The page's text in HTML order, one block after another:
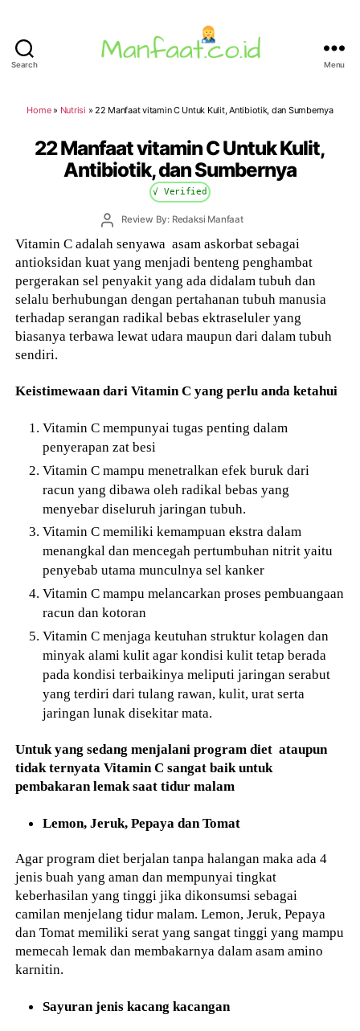
Search Menu
Home» Nutrisi » 22 Manfaat vitamin C Untuk Kulit, Antibiotik, dan Sumbernya
22 Manfaat vitamin C Untuk Kulit,
Antibiotik, dan Sumbernya
√ Verified
PostReview By: Redaksi Manfaat
Vitamin C adalah senyawa asam askorbat sebagai
antioksidan kuat yang menjadi benteng penghambat
pergerakan sel penyakit yang ada didalam tubuh dan
selalu berhubungan dengan pertahanan tubuh manusia
terhadap serangan radikal bebas ektraseluler yang
biasanya terbawa lewat udara maupun dari dalam tubuh
sendiri.
Keistimewaan dari Vitamin C yang perlu anda ketahui
Vitamin C mempunyai tugas penting dalam
penyerapan zat besi
Vitamin C mampu menetralkan efek buruk dari
racun yang dibawa oleh radikal bebas yang
menyebar diseluruh jaringan tubuh.
Vitamin C memiliki kemampuan ekstra dalam
menangkal dan mencegah pertumbuhan nitrit yaitu
penyebab utama munculnya sel kanker
Vitamin C mampu melancarkan proses pembuangaan
racun dan kotoran
Vitamin C menjaga keutuhan struktur kolagen dan
minyak alami kulit agar kondisi kulit tetap berada
pada kondisi terbaikinya meliputi jaringan serabut
yang terdiri dari tulang rawan, kulit, urat serta
jaringan lunak disekitar mata.
Untuk yang sedang menjalani program diet ataupun
tidak ternyata Vitamin C sangat baik untuk
pembakaran lemak saat tidur malam
Lemon, Jeruk, Pepaya dan Tomat
Agar program diet berjalan tanpa halangan maka ada 4
jenis buah yang aman dan mempunyai tingkat
keberhasilan yang tinggi jika dikonsumsi sebagai
camilan menjelang tidur malam. Lemon, Jeruk, Pepaya
dan Tomat memiliki serat yang sangat tinggi yang mampu
memecah lemak dan membakarnya dalam asam amino
karnitin.
Sayuran jenis kacang kacangan